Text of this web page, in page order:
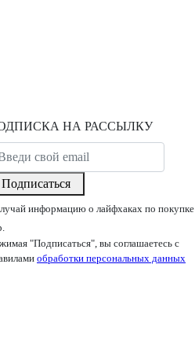
НА РАССЫЛКУ
Подписаться
информацию о лайфхаках по покупке
"Подписаться", вы соглашаетесь с
обработки персональных данных